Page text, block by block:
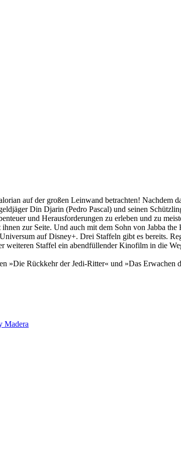
auf der großen Leinwand betrachten! Nachdem
Din Djarin (Pedro Pascal) und seinen
und Herausforderungen zu erleben und zu
zur Seite. Und auch mit dem Sohn von Jabba
auf Disney+. Drei Staffeln gibt es bereits.
weiteren Staffel ein abendfüllender Kinofilm in die
»Die Rückkehr der Jedi-Ritter« und »Das Erwachen
Madera